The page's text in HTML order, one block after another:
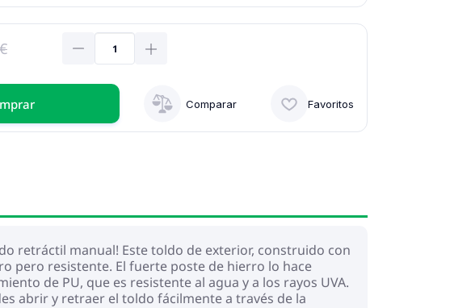
Favoritos
Comparar
retráctil manual! Este toldo de exterior, construido con
pero resistente. El fuerte poste de hierro lo hace
de PU, que es resistente al agua y a los rayos UVA.
abrir y retraer el toldo fácilmente a través de la